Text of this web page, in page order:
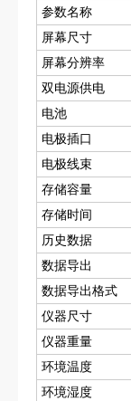
参数名称
屏幕尺寸
屏幕分辨率
双电源供电
电池
电极插口
电极线束
存储容量
存储时间
历史数据
数据导出
数据导出格式
仪器尺寸
仪器重量
环境温度
环境湿度